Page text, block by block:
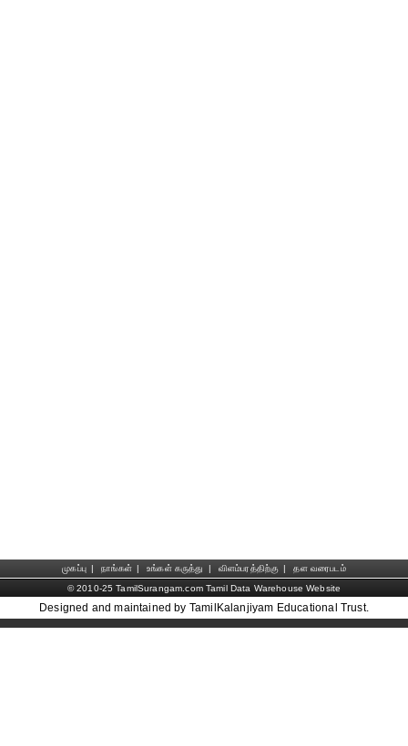
முகப்பு | நாங்கள் | உங்கள் கருத்து | விளம்பரத்திற்கு |
தள வரைபடம்
© 2010-25 TamilSurangam.com Tamil Data Warehouse Website
Designed and maintained by TamilKalanjiyam Educational Trust.